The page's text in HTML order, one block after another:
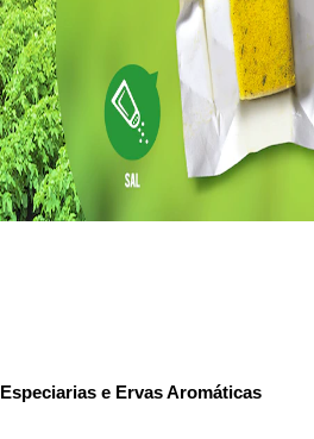
Especiarias e Ervas Aromáticas